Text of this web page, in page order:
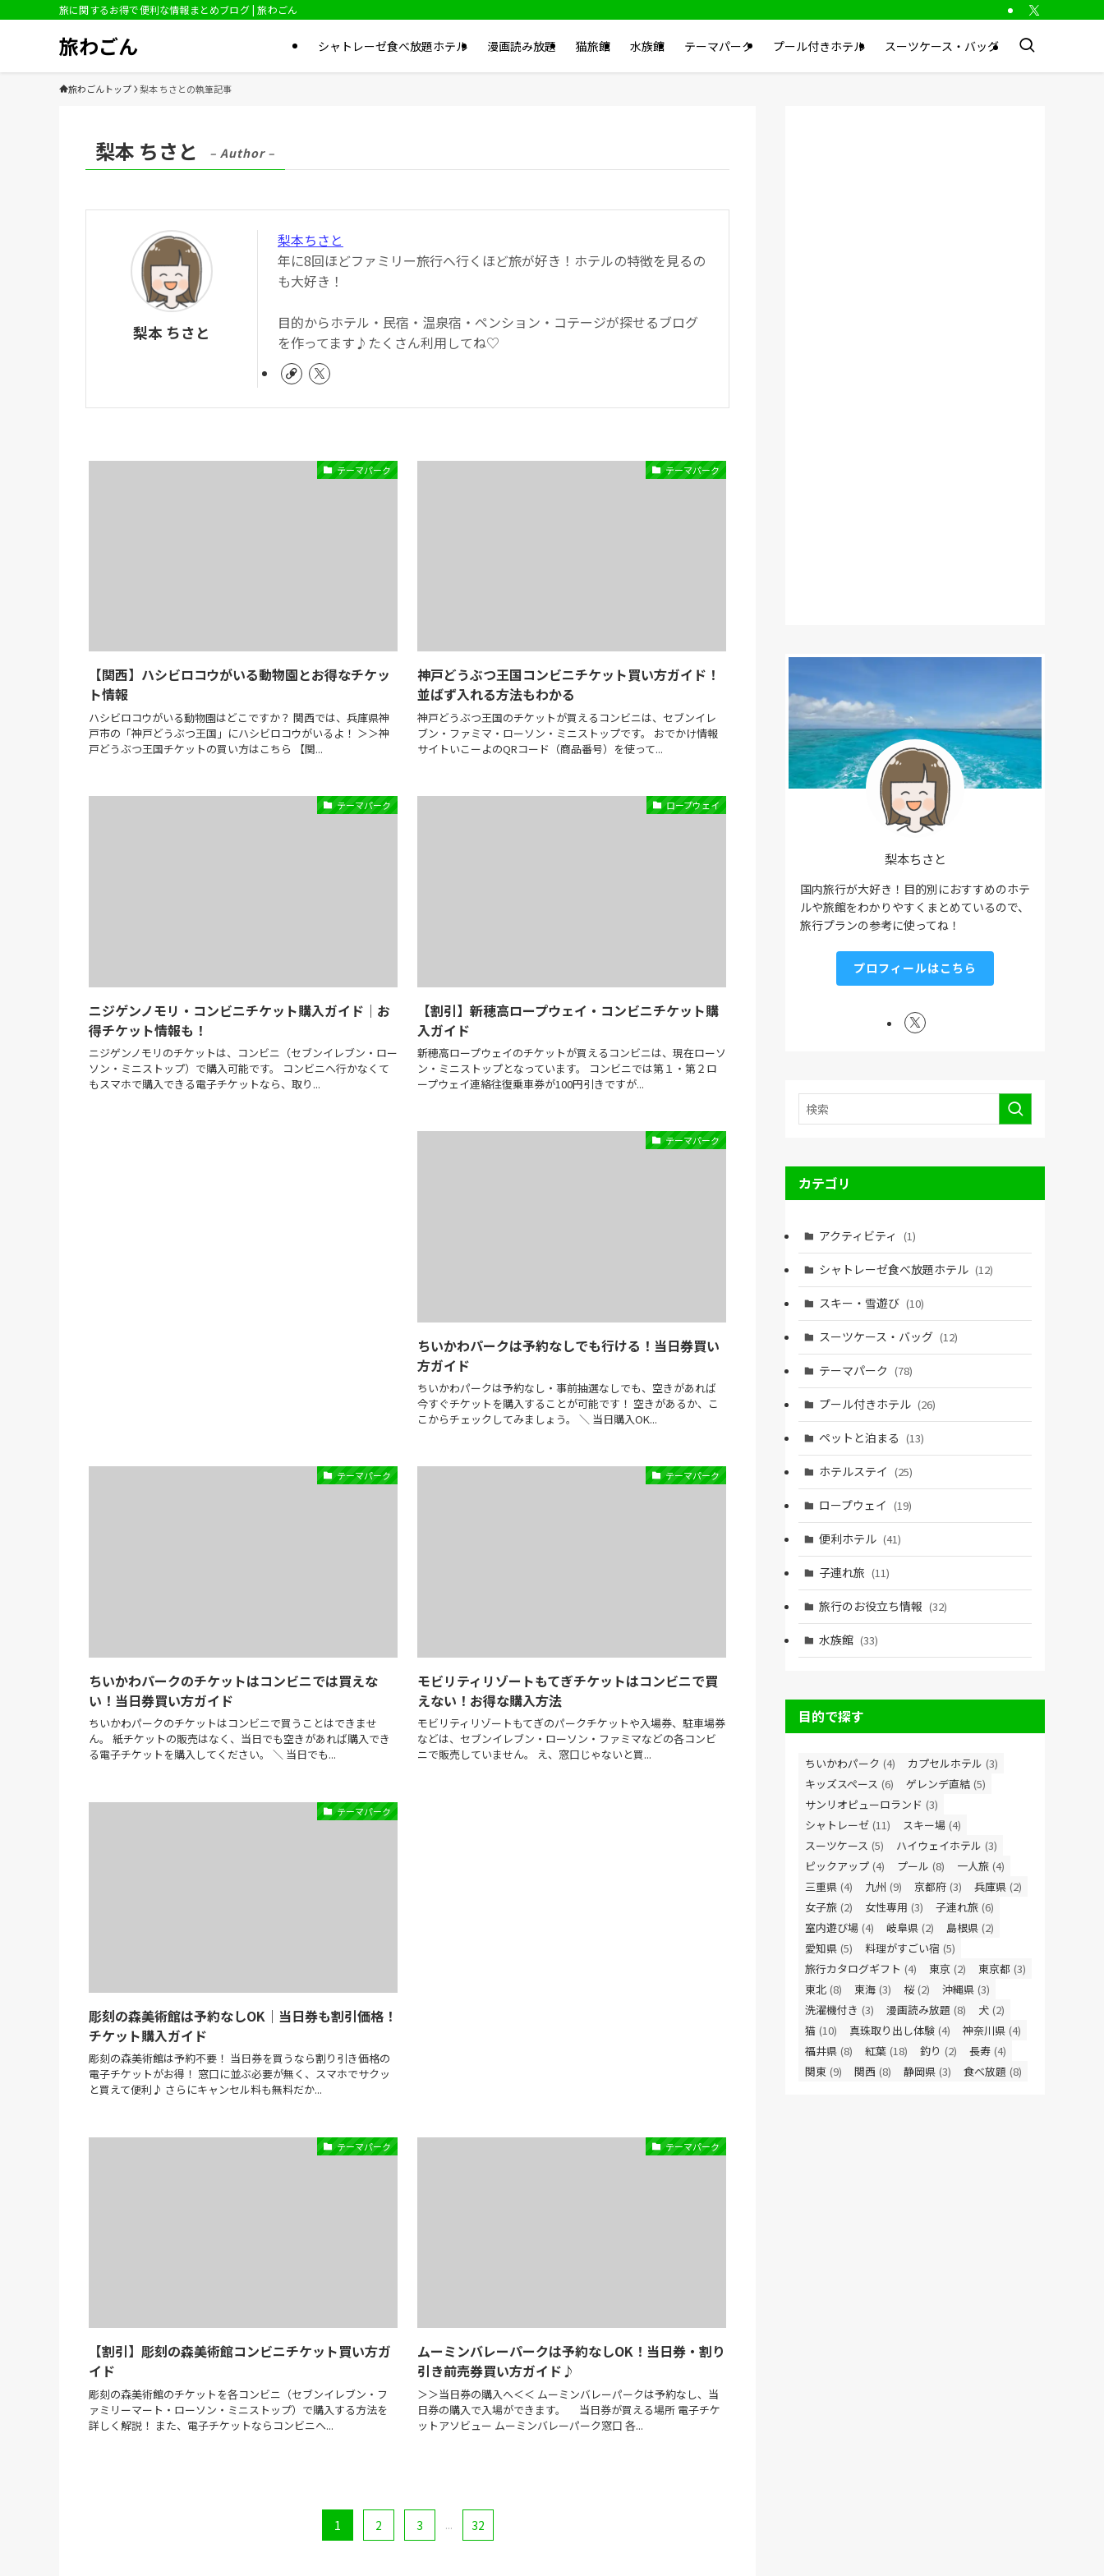
旅に関するお得で便利な情報まとめブログ | 旅わごん
旅わごん シャトレーゼ食べ放題ホテル 漫画読み放題 猫旅館 水族館 テーマパーク プール付きホテル スーツケース・バッグ
旅わごんトップ 梨本 ちさとの執筆記事
梨本 ちさと – Author –
梨本 ちさと
梨本ちさと
年に8回ほどファミリー旅行へ行くほど旅が好き！ホテルの特徴を見るの
も大好き！
目的からホテル・民宿・温泉宿・ペンション・コテージが探せるブログ
を作ってます♪たくさん利用してね♡
テーマパーク
【関西】ハシビロコウがいる動物園とお得なチケッ
ト情報
ハシビロコウがいる動物園はどこですか？ 関西では、兵庫県神
戸市の「神戸どうぶつ王国」にハシビロコウがいるよ！ ＞＞神
戸どうぶつ王国チケットの買い方はこちら 【関...
テーマパーク
神戸どうぶつ王国コンビニチケット買い方ガイド！
並ばず入れる方法もわかる
神戸どうぶつ王国のチケットが買えるコンビニは、セブンイレ
ブン・ファミマ・ローソン・ミニストップです。 おでかけ情報
サイトいこーよのQRコード（商品番号）を使って...
テーマパーク
ニジゲンノモリ・コンビニチケット購入ガイド｜お
得チケット情報も！
ニジゲンノモリのチケットは、コンビニ（セブンイレブン・ロー
ソン・ミニストップ）で購入可能です。 コンビニへ行かなくて
もスマホで購入できる電子チケットなら、取り...
ロープウェイ
【割引】新穂高ロープウェイ・コンビニチケット購
入ガイド
新穂高ロープウェイのチケットが買えるコンビニは、現在ローソ
ン・ミニストップとなっています。 コンビニでは第１・第２ロ
ープウェイ連絡往復乗車券が100円引きですが...
テーマパーク
ちいかわパークは予約なしでも行ける！当日券買い
方ガイド
ちいかわパークは予約なし・事前抽選なしでも、空きがあれば
今すぐチケットを購入することが可能です！ 空きがあるか、こ
こからチェックしてみましょう。 ＼ 当日購入OK...
テーマパーク
ちいかわパークのチケットはコンビニでは買えな
い！当日券買い方ガイド
ちいかわパークのチケットはコンビニで買うことはできませ
ん。 紙チケットの販売はなく、当日でも空きがあれば購入でき
る電子チケットを購入してください。 ＼ 当日でも...
テーマパーク
モビリティリゾートもてぎチケットはコンビニで買
えない！お得な購入方法
モビリティリゾートもてぎのパークチケットや入場券、駐車場券
などは、セブンイレブン・ローソン・ファミマなどの各コンビ
ニで販売していません。 え、窓口じゃないと買...
テーマパーク
彫刻の森美術館は予約なしOK｜当日券も割引価格！
チケット購入ガイド
彫刻の森美術館は予約不要！ 当日券を買うなら割り引き価格の
電子チケットがお得！ 窓口に並ぶ必要が無く、スマホでサクッ
と買えて便利♪ さらにキャンセル料も無料だか...
テーマパーク
【割引】彫刻の森美術館コンビニチケット買い方ガ
イド
彫刻の森美術館のチケットを各コンビニ（セブンイレブン・フ
ァミリーマート・ローソン・ミニストップ）で購入する方法を
詳しく解説！ また、電子チケットならコンビニへ...
テーマパーク
ムーミンバレーパークは予約なしOK！当日券・割り
引き前売券買い方ガイド♪
＞＞当日券の購入へ＜＜ ムーミンバレーパークは予約なし、当
日券の購入で入場ができます。 当日券が買える場所 電子チケ
ットアソビュー ムーミンバレーパーク窓口 各...
1 2 3 ... 32
梨本ちさと
国内旅行が大好き！目的別におすすめのホテ
ルや旅館をわかりやすくまとめているので、
旅行プランの参考に使ってね！
プロフィールはこちら
カテゴリ
アクティビティ (1)
シャトレーゼ食べ放題ホテル (12)
スキー・雪遊び (10)
スーツケース・バッグ (12)
テーマパーク (78)
プール付きホテル (26)
ペットと泊まる (13)
ホテルステイ (25)
ロープウェイ (19)
便利ホテル (41)
子連れ旅 (11)
旅行のお役立ち情報 (32)
水族館 (33)
目的で探す
ちいかわパーク (4) カプセルホテル (3)
キッズスペース (6) ゲレンデ直結 (5)
サンリオピューロランド (3)
シャトレーゼ (11) スキー場 (4)
スーツケース (5) ハイウェイホテル (3)
ピックアップ (4) プール (8) 一人旅 (4)
三重県 (4) 九州 (9) 京都府 (3) 兵庫県 (2)
女子旅 (2) 女性専用 (3) 子連れ旅 (6)
室内遊び場 (4) 岐阜県 (2) 島根県 (2)
愛知県 (5) 料理がすごい宿 (5)
旅行カタログギフト (4) 東京 (2) 東京都 (3)
東北 (8) 東海 (3) 桜 (2) 沖縄県 (3)
洗濯機付き (3) 漫画読み放題 (8) 犬 (2)
猫 (10) 真珠取り出し体験 (4) 神奈川県 (4)
福井県 (8) 紅葉 (18) 釣り (2) 長寿 (4)
関東 (9) 関西 (8) 静岡県 (3) 食べ放題 (8)